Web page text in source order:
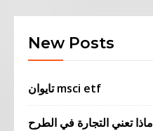
New Posts
تايوان msci etf
ماذا تعني التجارة في الطرح